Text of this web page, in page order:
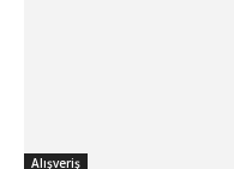
Alışveriş